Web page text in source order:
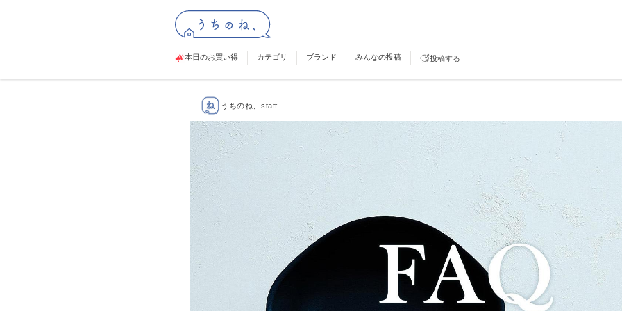
本日のお買い得 カテゴリ ブランド みんなの投稿 投稿する
うちのね、staff